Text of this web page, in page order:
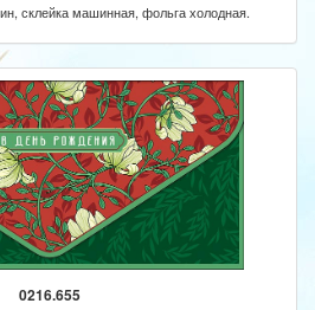
склейка машинная, фольга холодная.
0216.655